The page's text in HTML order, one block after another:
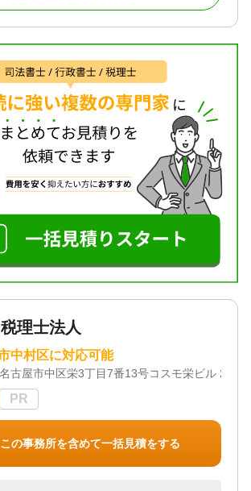
ープでは、相続実務の経験豊富な行政
頂くことが可能です。
務を経験した相続に強い専門家が直
の相続のお悩みを丁寧にお伺いしま
お客様に寄り添いながらそれぞれのお
向けて最後までしっかりサポートいた
割 / 相続財産調査 / 相続手続き / 銀行
集 / 相続人調査
問可 / 土日相談可 / 初回相談無料 / 18
/ オンライン面談可 / 事務所面談可
理士法人
中村区に対応可能
古屋市中区栄3丁目7番13号コスモ栄ビル 2 階
PR
この事務所を含めて一括見積をする